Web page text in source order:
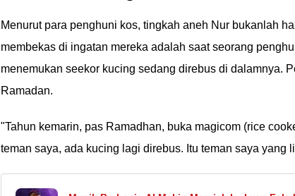
Menurut para penghuni kos, tingkah aneh Nur bukanlah
membekas di ingatan mereka adalah saat seorang
menemukan seekor kucing sedang direbus di dalamnya.
Ramadan.
"Tahun kemarin, pas Ramadhan, buka magicom (rice
teman saya, ada kucing lagi direbus. Itu teman saya yang